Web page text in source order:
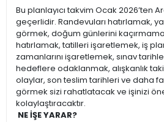
Bu planlayıcı takvim Ocak 2026’ten
geçerlidir. Randevuları hatırlamak,
görmek, doğum günlerini
hatırlamak, tatilleri işaretlemek, iş
zamanlarını işaretlemek, sınav
hedeflere odaklanmak, alışkanlık
olaylar, son teslim tarihleri ve daha
görmek sizi rahatlatacak ve işinizi
kolaylaştıracaktır.
NE İŞE YARAR?